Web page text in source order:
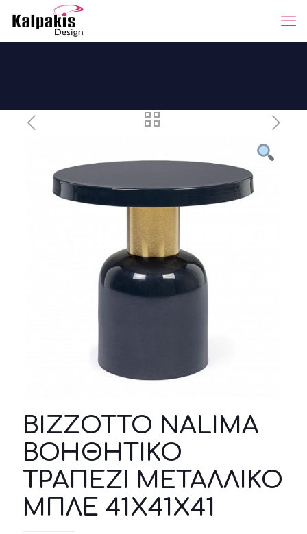
BIZZOTTO NALIMA
ΒΟΗΘΗΤΙΚΟ
ΤΡΑΠΕΖΙ ΜΕΤΑΛΛΙΚΟ
ΜΠΛΕ 41X41X41